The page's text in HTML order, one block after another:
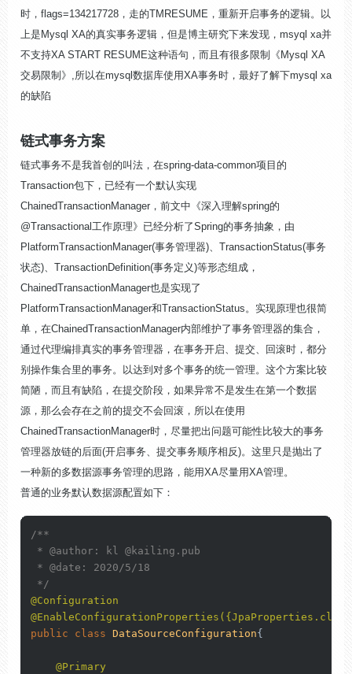
时，flags=134217728，走的TMRESUME，重新开启事务的逻辑。以
上是Mysql XA的真实事务逻辑，但是博主研究下来发现，msyql xa并
不支持XA START RESUME这种语句，而且有很多限制《Mysql XA
交易限制》,所以在mysql数据库使用XA事务时，最好了解下mysql xa
的缺陷
链式事务方案
链式事务不是我首创的叫法，在spring-data-common项目的
Transaction包下，已经有一个默认实现
ChainedTransactionManager，前文中《深入理解spring的
@Transactional工作原理》已经分析了Spring的事务抽象，由
PlatformTransactionManager(事务管理器)、TransactionStatus(事务
状态)、TransactionDefinition(事务定义)等形态组成，
ChainedTransactionManager也是实现了
PlatformTransactionManager和TransactionStatus。实现原理也很简
单，在ChainedTransactionManager内部维护了事务管理器的集合，
通过代理编排真实的事务管理器，在事务开启、提交、回滚时，都分
别操作集合里的事务。以达到对多个事务的统一管理。这个方案比较
简陋，而且有缺陷，在提交阶段，如果异常不是发生在第一个数据
源，那么会存在之前的提交不会回滚，所以在使用
ChainedTransactionManager时，尽量把出问题可能性比较大的事务
管理器放链的后面(开启事务、提交事务顺序相反)。这里只是抛出了
一种新的多数据源事务管理的思路，能用XA尽量用XA管理。
普通的业务默认数据源配置如下：
/**
* @author : kl @kailing .pub
* @date : 2020/5/18
*/
@Configuration
public
class DataSourceConfiguration{
@Primary